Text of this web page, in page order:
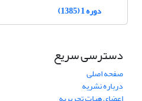
دوره 1 (1385)
دسترسی سریع
صفحه اصلی
درباره نشریه